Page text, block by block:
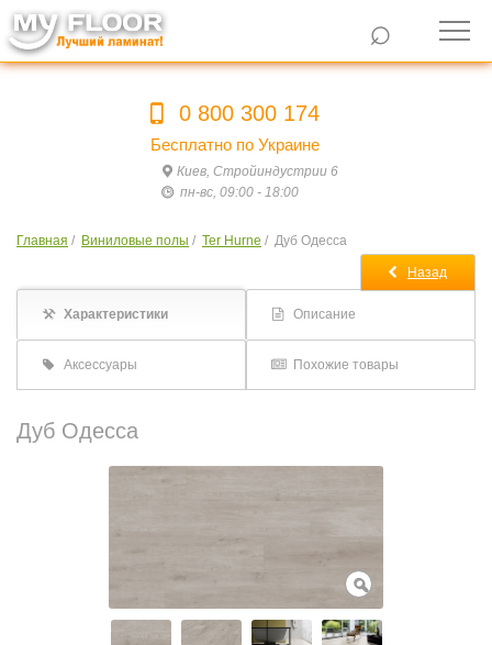
⌕
0 800 300 174
Бесплатно по Украине
Киев, Стройиндустрии 6
пн-вс, 09:00 - 18:00
Главная / Виниловые полы / Ter Hurne / Дуб Одесса
Характеристики Описание
Аксессуары Похожие товары
Назад
Дуб Одесса